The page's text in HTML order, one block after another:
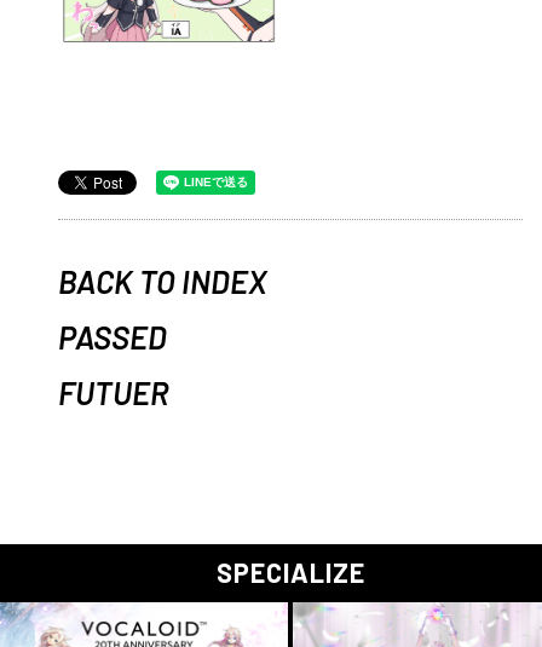
BACK TO INDEX
PASSED
FUTUER
SPECIALIZE